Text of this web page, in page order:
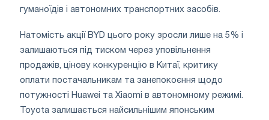
гуманоїдів і автономних транспортних засобів.
Натомість акції BYD цього року зросли лише на 5% і
залишаються під тиском через уповільнення
продажів, цінову конкуренцію в Китаї, критику
оплати постачальникам та занепокоєння щодо
потужності Huawei та Xiaomi в автономному режимі.
Toyota залишається найсильнішим японським